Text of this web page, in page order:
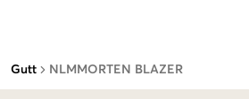
Gutt NLMMORTEN BLAZER